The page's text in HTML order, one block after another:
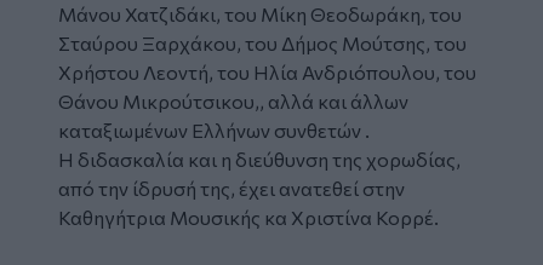
Μάνου Χατζιδάκι, του Μίκη Θεοδωράκη, του
Σταύρου Ξαρχάκου, του Δήμος Μούτσης, του
Χρήστου Λεοντή, του Ηλία Ανδριόπουλου, του
Θάνου Μικρούτσικου,, αλλά και άλλων
καταξιωμένων Ελλήνων συνθετών .
Η διδασκαλία και η διεύθυνση της χορωδίας,
από την ίδρυσή της, έχει ανατεθεί στην
Καθηγήτρια Μουσικής κα Χριστίνα Κορρέ.